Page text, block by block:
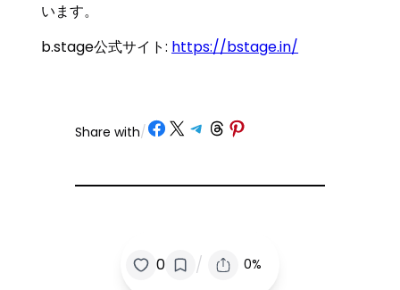
います。
b.stage公式サイト: https://bstage.in/
Share with/ Share on Facebook
Share on X Share on Telegram
Share on Threads
Share on Pinterest
0 / 0%